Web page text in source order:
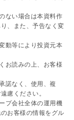
ない場合は本資料作
、また、予告なく変
動等により投資元本
お読みの上、お客様
諾なく、使用、複
慮ください。
プ会社全体の運用機
お客様の情報をグル